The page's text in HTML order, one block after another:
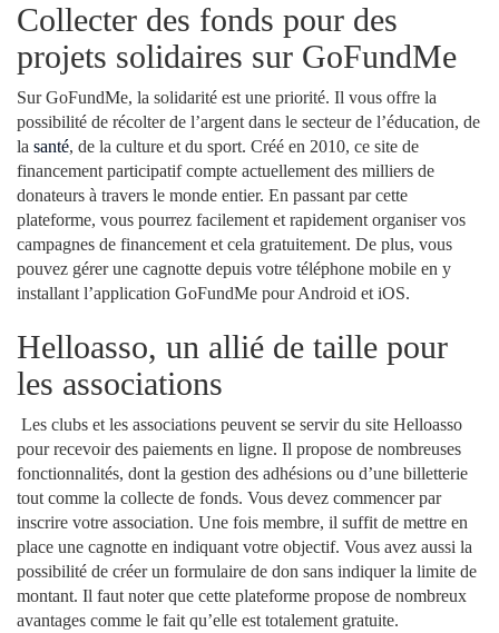
Collecter des fonds pour des
projets solidaires sur GoFundMe
Sur GoFundMe, la solidarité est une priorité. Il vous offre la
possibilité de récolter de l’argent dans le secteur de l’éducation, de
la santé, de la culture et du sport. Créé en 2010, ce site de
financement participatif compte actuellement des milliers de
donateurs à travers le monde entier. En passant par cette
plateforme, vous pourrez facilement et rapidement organiser vos
campagnes de financement et cela gratuitement. De plus, vous
pouvez gérer une cagnotte depuis votre téléphone mobile en y
installant l’application GoFundMe pour Android et iOS.
Helloasso, un allié de taille pour
les associations
Les clubs et les associations peuvent se servir du site Helloasso
pour recevoir des paiements en ligne. Il propose de nombreuses
fonctionnalités, dont la gestion des adhésions ou d’une billetterie
tout comme la collecte de fonds. Vous devez commencer par
inscrire votre association. Une fois membre, il suffit de mettre en
place une cagnotte en indiquant votre objectif. Vous avez aussi la
possibilité de créer un formulaire de don sans indiquer la limite de
montant. Il faut noter que cette plateforme propose de nombreux
avantages comme le fait qu’elle est totalement gratuite.